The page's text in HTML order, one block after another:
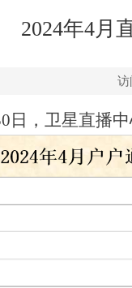
2024年4月
访
日，卫星直播